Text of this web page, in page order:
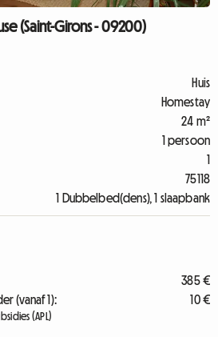
(Saint-Girons - 09200)
Huis
Homestay
24 m²
1 persoon
1
75118
1 Dubbelbed(dens), 1 slaapbank
385 €
(vanaf 1):
10 €
(APL)